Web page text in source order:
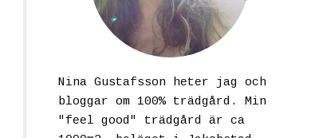
Nina Gustafsson heter jag och
bloggar om 100% trädgård. Min
"feel good" trädgård är ca